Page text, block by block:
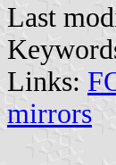
Last
Links:
mirrors